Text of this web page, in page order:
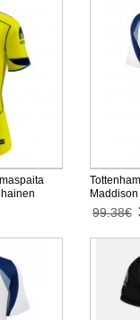
2025-26
99.38€